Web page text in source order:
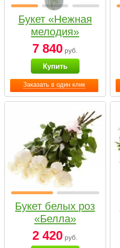
Заказать в один клик
Букет «Нежная
мелодия»
7 840 руб.
Купить
Букет белых роз
«Белла»
2 420 руб.